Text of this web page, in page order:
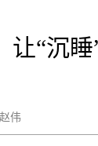
让“沉
伟